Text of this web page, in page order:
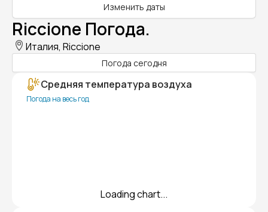
Изменить даты
Riccione Погода.
Италия, Riccione
Погода сегодня
Средняя температура воздуха
Погода на весь год
Loading chart...